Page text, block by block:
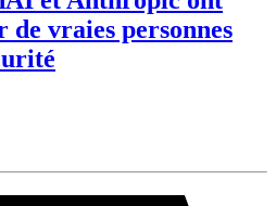
vraies personnes